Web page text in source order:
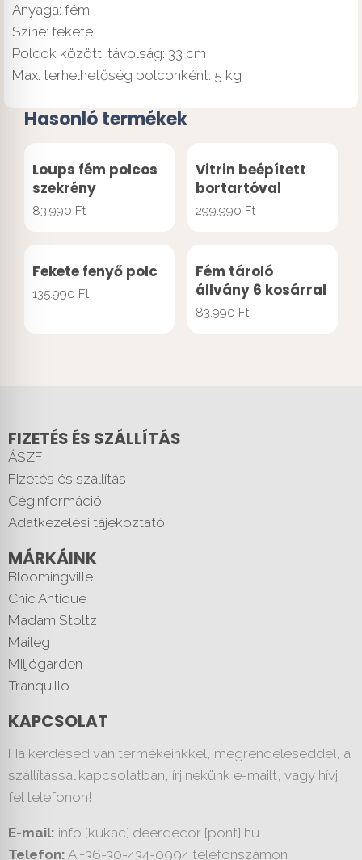
Anyaga: fém
Színe: fekete
Polcok közötti távolság: 33 cm
Max. terhelhetőség polconként: 5 kg
Hasonló termékek
Loups fém polcos
szekrény
83.990 Ft
Vitrin beépített
bortartóval
299.990 Ft
Fekete fenyő polc
135.990 Ft
Fém tároló
állvány 6 kosárral
83.990 Ft
FIZETÉS ÉS SZÁLLÍTÁS
ÁSZF
Fizetés és szállítás
Céginformáció
Adatkezelési tájékoztató
MÁRKÁINK
Bloomingville
Chic Antique
Madam Stoltz
Maileg
Miljögarden
Tranquillo
KAPCSOLAT
Ha kérdésed van termékeinkkel, megrendeléseddel, a
szállítással kapcsolatban, írj nekünk e-mailt, vagy hívj
fel telefonon!
E-mail: info [kukac] deerdecor [pont] hu
Telefon: A +36-30-434-0994 telefonszámon